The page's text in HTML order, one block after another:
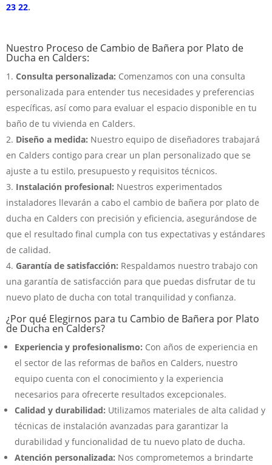
23 22.
Nuestro Proceso de Cambio de Bañera por Plato de
Ducha en Calders:
Consulta personalizada: Comenzamos con una consulta
personalizada para entender tus necesidades y preferencias
específicas, así como para evaluar el espacio disponible en tu
baño de tu vivienda en Calders.
Diseño a medida: Nuestro equipo de diseñadores trabajará
en Calders contigo para crear un plan personalizado que se
ajuste a tu estilo, presupuesto y requisitos técnicos.
Instalación profesional: Nuestros experimentados
instaladores llevarán a cabo el cambio de bañera por plato de
ducha en Calders con precisión y eficiencia, asegurándose de
que el resultado final cumpla con tus expectativas y estándares
de calidad.
Garantía de satisfacción: Respaldamos nuestro trabajo con
una garantía de satisfacción para que puedas disfrutar de tu
nuevo plato de ducha con total tranquilidad y confianza.
¿Por qué Elegirnos para tu Cambio de Bañera por Plato
de Ducha en Calders?
Experiencia y profesionalismo: Con años de experiencia en
el sector de las reformas de baños en Calders, nuestro
equipo cuenta con el conocimiento y la experiencia
necesarios para ofrecerte resultados excepcionales.
Calidad y durabilidad: Utilizamos materiales de alta calidad y
técnicas de instalación avanzadas para garantizar la
durabilidad y funcionalidad de tu nuevo plato de ducha.
Atención personalizada: Nos comprometemos a brindarte